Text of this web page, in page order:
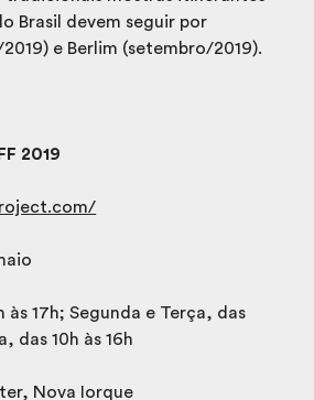
Brasil devem seguir por
e Berlim (setembro/2019).
2019
às 17h; Segunda e Terça, das
das 10h às 16h
Nova Iorque